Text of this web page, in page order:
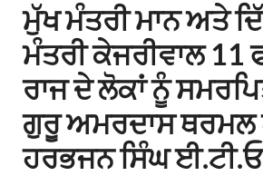
ਮੁੱਖ ਮੰਤਰੀ ਮਾਨ ਅਤੇ
ਮੰਤਰੀ ਕੇਜਰੀਵਾਲ 11
ਰਾਜ ਦੇ ਲੋਕਾਂ ਨੂੰ
ਗੁਰੂ ਅਮਰਦਾਸ ਥਰਮਲ
ਹਰਭਜਨ ਸਿੰਘ